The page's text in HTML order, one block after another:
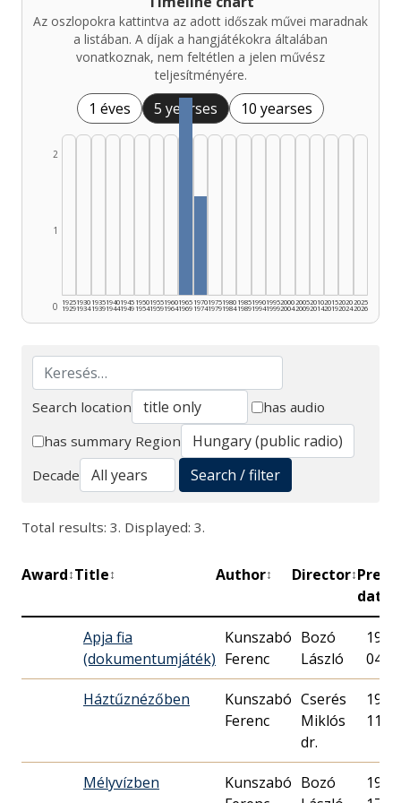
Az oszlopokra kattintva az adott időszak művei maradnak
a listában. A díjak a hangjátékokra általában
vonatkoznak, nem feltétlen a jelen művész
teljesítményére.
1 éves 5 yearses 10 yearses
0
1
2
1925
1929
1930
1934
1935
1939
1940
1944
1945
1949
1950
1954
1955
1959
1960
1964
1965
1969
1970
1974
1975
1979
1980
1984
1985
1989
1990
1994
1995
1999
2000
2004
2005
2009
2010
2014
2015
2019
2020
2024
2025
2026
Search
Search location
has audio
has summary Region
Decade
Search / filter
Total results: 3. Displayed: 3.
Award↕Title↕ Author↕ Director↕
date
Apja fia
(dokumentumjáték)
Kunszabó
Ferenc
Bozó
László
04.
Háztűznézőben
Kunszabó
Ferenc
Cserés
Miklós
dr.
11.
Mélyvízben
Kunszabó Bozó